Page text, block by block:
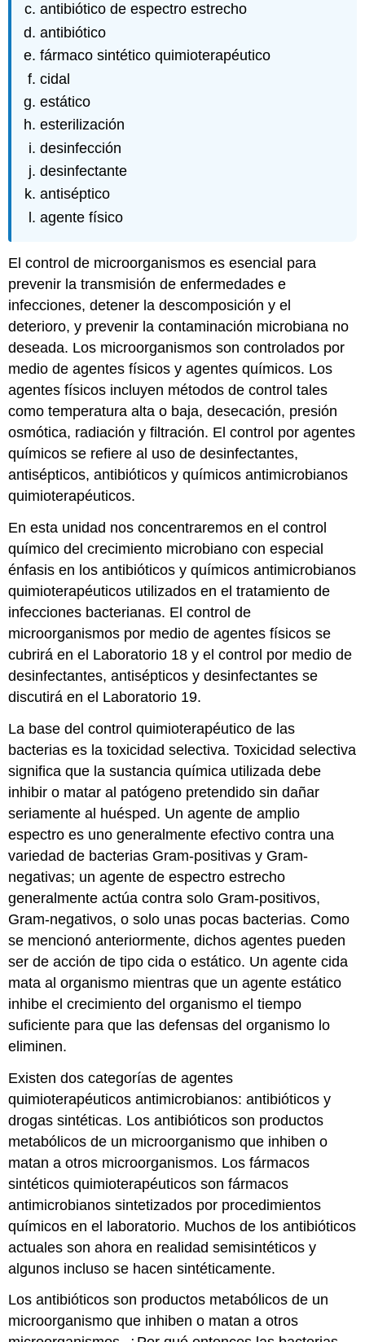
antibiótico de espectro estrecho
antibiótico
fármaco sintético quimioterapéutico
cidal
estático
esterilización
desinfección
desinfectante
antiséptico
agente físico
El control de microorganismos es esencial para
prevenir la transmisión de enfermedades e
infecciones, detener la descomposición y el
deterioro, y prevenir la contaminación microbiana no
deseada. Los microorganismos son controlados por
medio de agentes físicos y agentes químicos. Los
agentes físicos incluyen métodos de control tales
como temperatura alta o baja, desecación, presión
osmótica, radiación y filtración. El control por agentes
químicos se refiere al uso de desinfectantes,
antisépticos, antibióticos y químicos antimicrobianos
quimioterapéuticos.
En esta unidad nos concentraremos en el control
químico del crecimiento microbiano con especial
énfasis en los antibióticos y químicos antimicrobianos
quimioterapéuticos utilizados en el tratamiento de
infecciones bacterianas. El control de
microorganismos por medio de agentes físicos se
cubrirá en el Laboratorio 18 y el control por medio de
desinfectantes, antisépticos y desinfectantes se
discutirá en el Laboratorio 19.
La base del control quimioterapéutico de las
bacterias es la toxicidad selectiva. Toxicidad selectiva
significa que la sustancia química utilizada debe
inhibir o matar al patógeno pretendido sin dañar
seriamente al huésped. Un agente de amplio
espectro es uno generalmente efectivo contra una
variedad de bacterias Gram-positivas y Gram-
negativas; un agente de espectro estrecho
generalmente actúa contra solo Gram-positivos,
Gram-negativos, o solo unas pocas bacterias. Como
se mencionó anteriormente, dichos agentes pueden
ser de acción de tipo cida o estático. Un agente cida
mata al organismo mientras que un agente estático
inhibe el crecimiento del organismo el tiempo
suficiente para que las defensas del organismo lo
eliminen.
Existen dos categorías de agentes
quimioterapéuticos antimicrobianos: antibióticos y
drogas sintéticas. Los antibióticos son productos
metabólicos de un microorganismo que inhiben o
matan a otros microorganismos. Los fármacos
sintéticos quimioterapéuticos son fármacos
antimicrobianos sintetizados por procedimientos
químicos en el laboratorio. Muchos de los antibióticos
actuales son ahora en realidad semisintéticos y
algunos incluso se hacen sintéticamente.
Los antibióticos son productos metabólicos de un
microorganismo que inhiben o matan a otros